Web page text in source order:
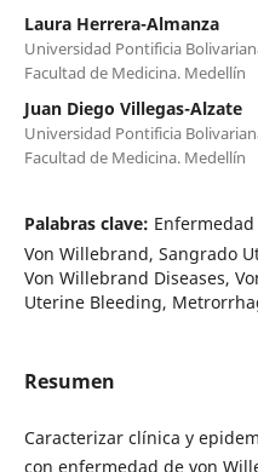
Laura Herrera-Almanza
Universidad Pontificia
Facultad de Medicina. Medellín
Juan Diego Villegas-Alzate
Universidad Pontificia
Facultad de Medicina. Medellín
Palabras clave:
Von Willebrand, Sangrado
Von Willebrand Diseases,
Uterine Bleeding,
Resumen
Caracterizar clínica y
con enfermedad de von